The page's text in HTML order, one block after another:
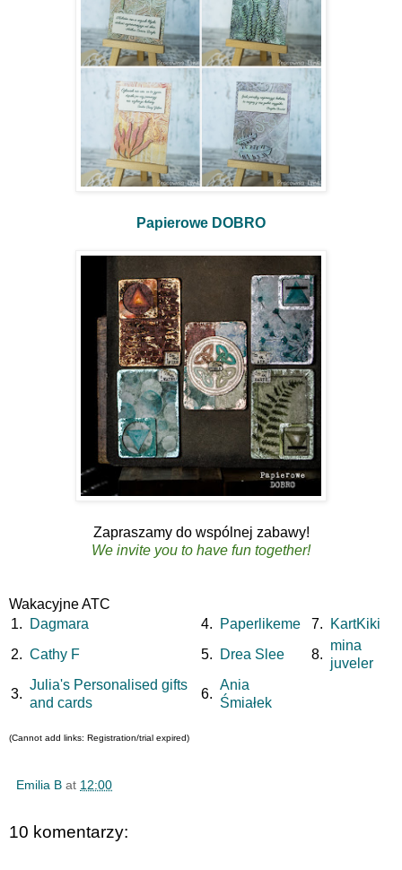
Papierowe DOBRO
Zapraszamy do wspólnej zabawy!
We invite you to have fun together!
Wakacyjne ATC
1.
Dagmara 4. Paperlikeme 7.
KartKiki
2. Cathy F 5. Drea Slee 8.
mina
juveler
3.
Julia's Personalised gifts
and cards
6.
Ania
Śmiałek
(Cannot add links: Registration/trial expired)
Emilia B at 12:00
10 komentarzy: